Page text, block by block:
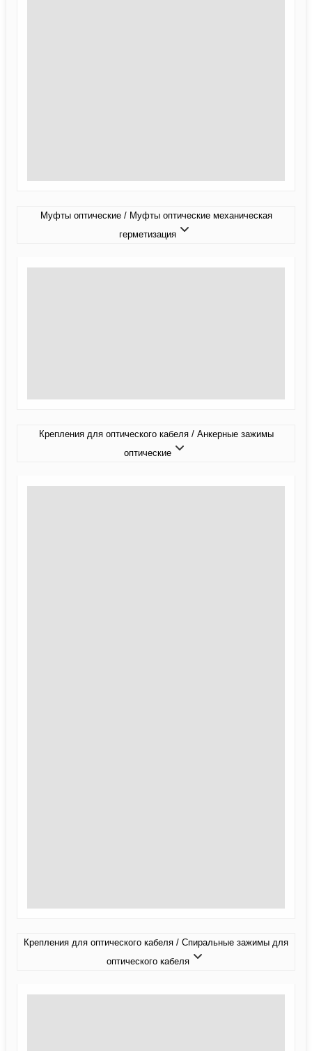
Муфты оптические / Муфты оптические механическая
герметизация
Крепления для оптического кабеля / Анкерные зажимы
оптические
Крепления для оптического кабеля / Спиральные зажимы для
оптического кабеля